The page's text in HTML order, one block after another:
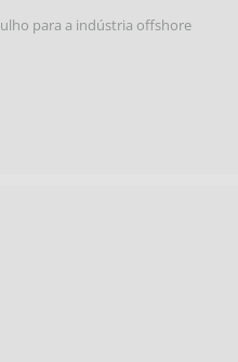
para a indústria offshore